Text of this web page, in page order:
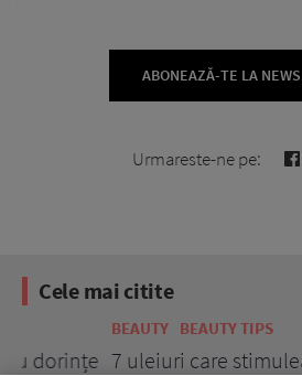
ABONEAZĂ-TE LA
Urmareste-ne pe:
Cele mai citite
BEAUTY TIPS
7 uleiuri care stimulează